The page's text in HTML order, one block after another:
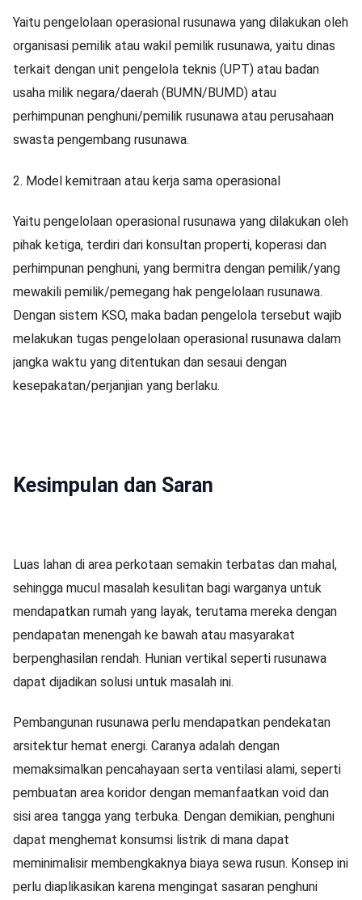
Yaitu pengelolaan operasional rusunawa yang dilakukan oleh
organisasi pemilik atau wakil pemilik rusunawa, yaitu dinas
terkait dengan unit pengelola teknis (UPT) atau badan
usaha milik negara/daerah (BUMN/BUMD) atau
perhimpunan penghuni/pemilik rusunawa atau perusahaan
swasta pengembang rusunawa.
2. Model kemitraan atau kerja sama operasional
Yaitu pengelolaan operasional rusunawa yang dilakukan oleh
pihak ketiga, terdiri dari konsultan properti, koperasi dan
perhimpunan penghuni, yang bermitra dengan pemilik/yang
mewakili pemilik/pemegang hak pengelolaan rusunawa.
Dengan sistem KSO, maka badan pengelola tersebut wajib
melakukan tugas pengelolaan operasional rusunawa dalam
jangka waktu yang ditentukan dan sesaui dengan
kesepakatan/perjanjian yang berlaku.
Kesimpulan dan Saran
Luas lahan di area perkotaan semakin terbatas dan mahal,
sehingga mucul masalah kesulitan bagi warganya untuk
mendapatkan rumah yang layak, terutama mereka dengan
pendapatan menengah ke bawah atau masyarakat
berpenghasilan rendah. Hunian vertikal seperti rusunawa
dapat dijadikan solusi untuk masalah ini.
Pembangunan rusunawa perlu mendapatkan pendekatan
arsitektur hemat energi. Caranya adalah dengan
memaksimalkan pencahayaan serta ventilasi alami, seperti
pembuatan area koridor dengan memanfaatkan void dan
sisi area tangga yang terbuka. Dengan demikian, penghuni
dapat menghemat konsumsi listrik di mana dapat
meminimalisir membengkaknya biaya sewa rusun. Konsep ini
perlu diaplikasikan karena mengingat sasaran penghuni